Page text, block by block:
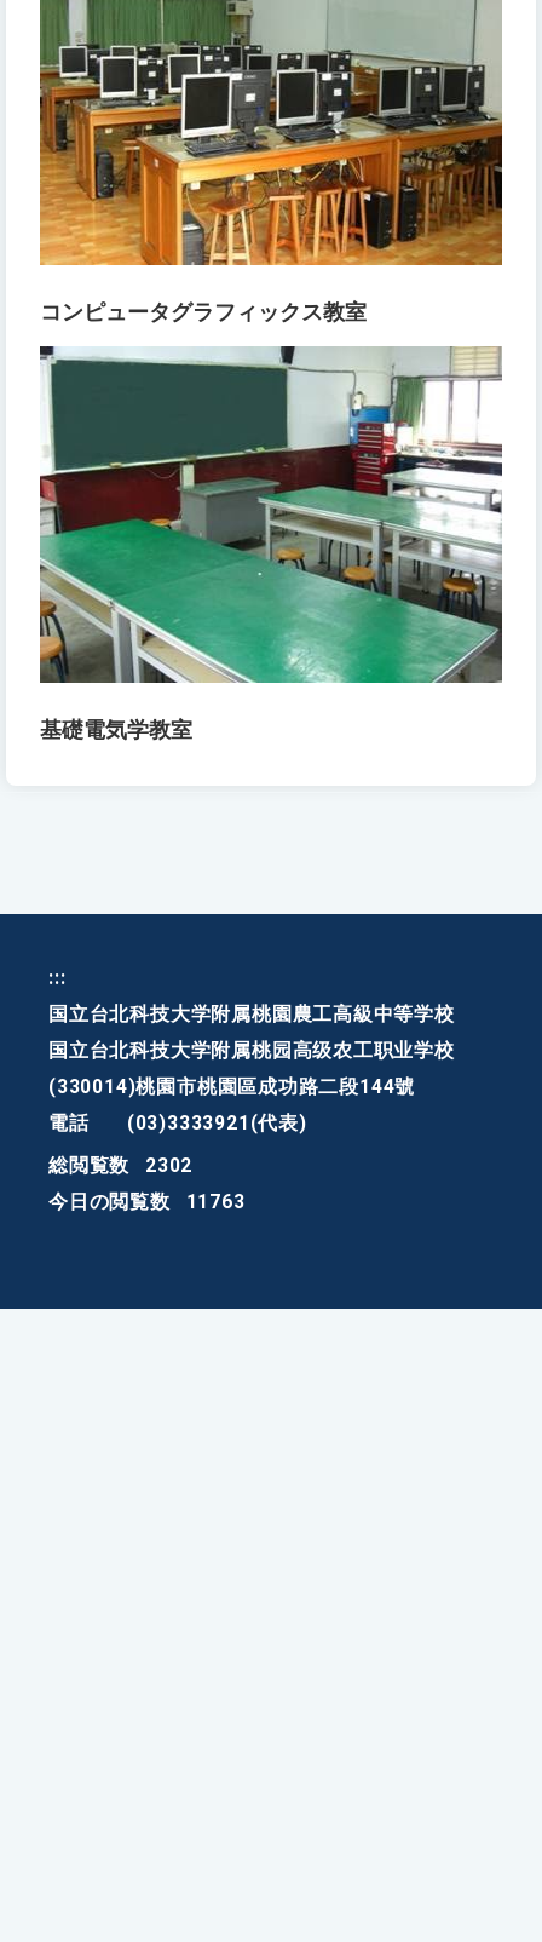
コンピュータグラフィックス教室
基礎電気学教室
:::
国立台北科技大学附属桃園農工高級中等学校
国立台北科技大学附属桃园高级农工职业学校
(330014)桃園市桃園區成功路二段144號
電話
(03)3333921(代表)
総閲覧数
2302
今日の閲覧数
11763